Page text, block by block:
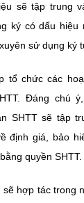
sẽ tập trung
ký có dấu hiệu
sử dụng ký
tổ chức các
Đáng chú
SHTT sẽ tập
định giá, bảo
quyền SHTT.
hợp tác trong